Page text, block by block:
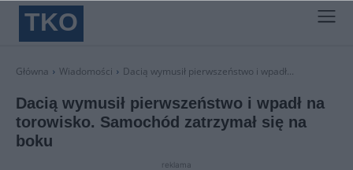
TKO
Główna Wiadomości Dacią wymusił pierwszeństwo i wpadł...
Dacią wymusił pierwszeństwo i wpadł na
torowisko. Samochód zatrzymał się na
boku
reklama